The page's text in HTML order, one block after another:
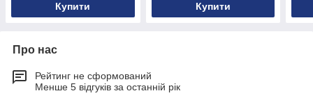
Купити Купити
Про нас
Рейтинг не сформований
Менше 5 відгуків за останній рік